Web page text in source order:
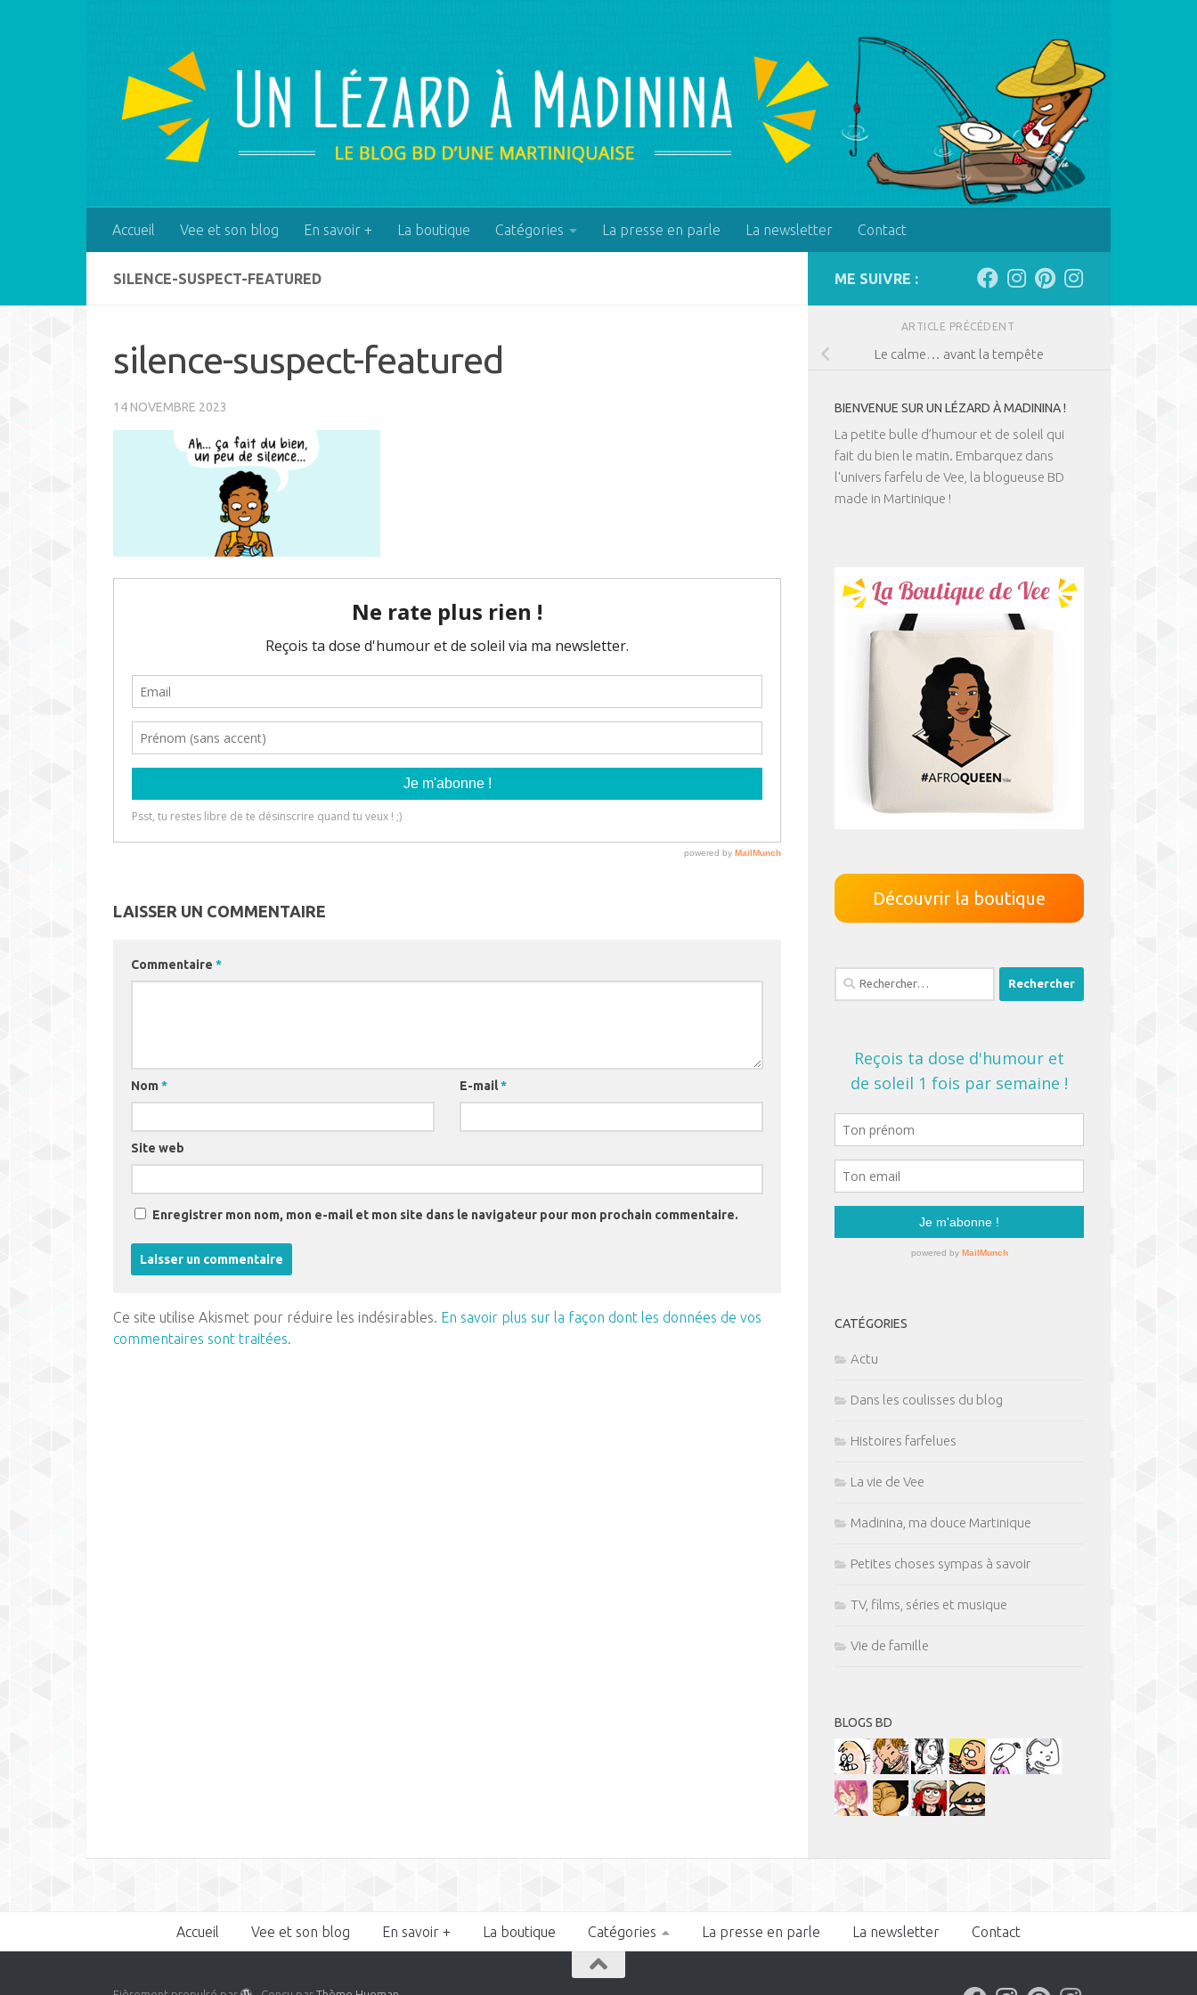
Accueil Vee et son blog En savoir + La boutique Catégories La presse en parle La newsletter Contact
SILENCE-SUSPECT-FEATURED
silence-suspect-featured
14 NOVEMBRE 2023
LAISSER UN COMMENTAIRE
Commentaire *
Nom * E-mail*
Site web
Enregistrer mon nom, mon e-mail et mon site dans le navigateur pour mon prochain commentaire.
Ce site utilise Akismet pour réduire les indésirables. En savoir plus sur la façon dont les données de vos
commentaires sont traitées.
ME SUIVRE :
ARTICLE PRÉCÉDENT
Le calme… avant la tempête
BIENVENUE SUR UN LÉZARD À MADININA !
La petite bulle d’humour et de soleil qui
fait du bien le matin. Embarquez dans
l'univers farfelu de Vee, la blogueuse BD
made in Martinique !
Découvrir la boutique
Rechercher :
CATÉGORIES
Actu
Dans les coulisses du blog
Histoires farfelues
La vie de Vee
Madinina, ma douce Martinique
Petites choses sympas à savoir
TV, films, séries et musique
Vie de famille
BLOGS BD
Accueil Vee et son blog En savoir + La boutique Catégories La presse en parle La newsletter Contact